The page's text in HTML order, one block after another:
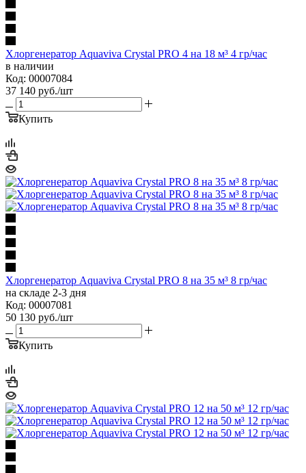
Хлоргенератор Aquaviva Crystal PRO 4 на 18 м³ 4 гр/час
в наличии
Код: 00007084
37 140 руб./шт
Купить
Хлоргенератор Aquaviva Crystal PRO 8 на 35 м³ 8 гр/час
на складе 2-3 дня
Код: 00007081
50 130 руб./шт
Купить